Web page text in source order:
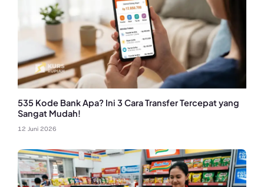
535 Kode Bank Apa? Ini 3 Cara Transfer Tercepat yang
Sangat Mudah!
12 Juni 2026